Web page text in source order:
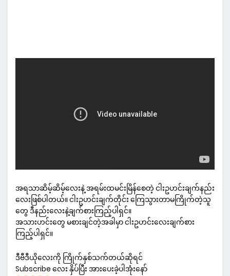
အရသာဆိမ့်ဆိမ့်လေးနဲ့ အရမ်းထမင်းမြိန်စေတဲ့ ငါးဥဟင်းချက်နည်း
လေးဖြစ်ပါတယ်။ ငါးဥဟင်းချက်တိုင်း ကြေသွားတာမကြိုက်တဲ့သူ
တွေ ဒီနည်းလေးနဲ့ချက်စားကြည့်ပါရှင်။
အသားဟင်းတွေ မစားချင်တဲ့အခါမှာ ငါးဥဟင်းလေးချက်စား
ကြည့်ပါရှင်။
ဒီဗီဒီယိုလေးကို ကြိုက်နှစ်သက်တယ်ဆိုရင်
Subscribe လေး နှိပ်ပြီး အားပေးခဲ့ပါအုံးနော်